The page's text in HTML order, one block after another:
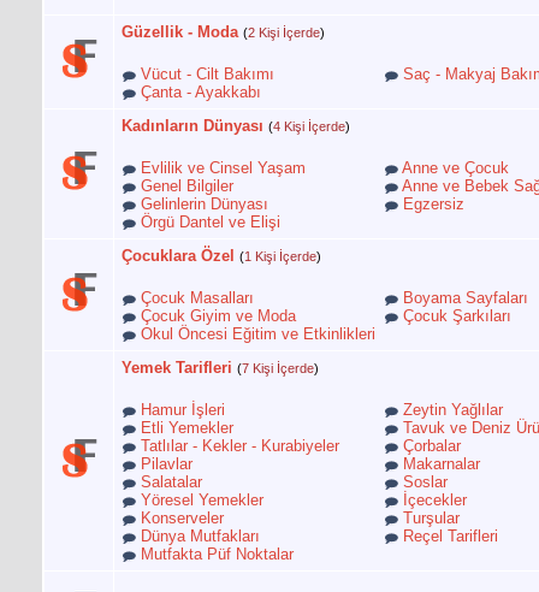
Güzellik - Moda (2 Kişi İçerde)
Vücut - Cilt Bakımı
Saç - Makyaj
Çanta - Ayakkabı
Kadınların Dünyası (4 Kişi İçerde)
Evlilik ve Cinsel Yaşam
Anne ve Çocuk
Genel Bilgiler
Anne ve Bebek
Gelinlerin Dünyası
Egzersiz
Örgü Dantel ve Elişi
Çocuklara Özel
(1 Kişi İçerde)
Çocuk Masalları
Boyama Sayfaları
Çocuk Giyim ve Moda
Çocuk Şarkıları
Okul Öncesi Eğitim ve Etkinlikleri
Yemek Tarifleri (7 Kişi İçerde)
Hamur İşleri
Zeytin Yağlılar
Etli Yemekler
Tavuk ve Deniz
Tatlılar - Kekler - Kurabiyeler
Çorbalar
Pilavlar
Makarnalar
Salatalar
Soslar
Yöresel Yemekler
İçecekler
Konserveler
Turşular
Dünya Mutfakları
Reçel Tarifleri
Mutfakta Püf Noktalar